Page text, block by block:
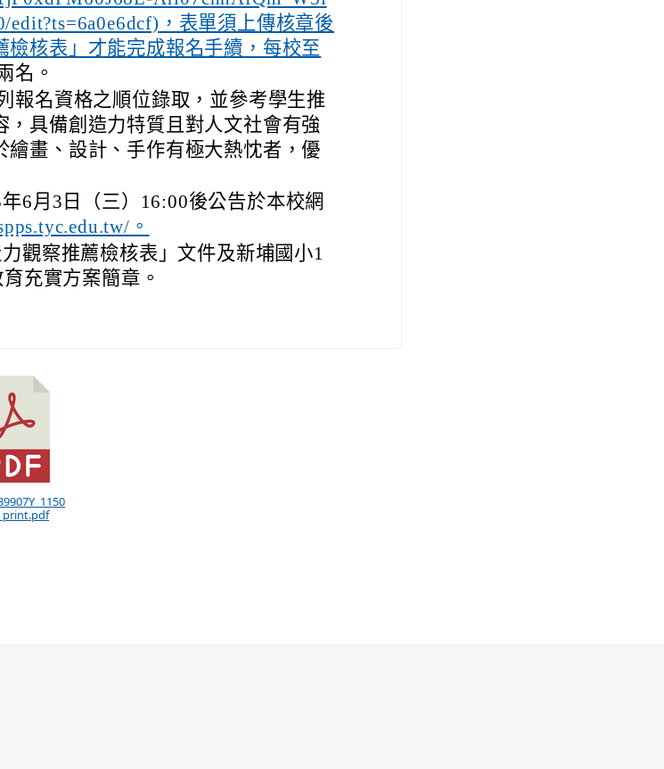
edit?ts=6a0e6dcf)，表單須上傳核章後
檢核表」才能完成報名手續，每校至
名。
報名資格之順位錄取，並參考學生推
，具備創造力特質且對人文社會有強
繪畫、設計、手作有極大熱忱者，優
6月3日（三）16:00後公告於本校網
。
觀察推薦檢核表」文件及新埔國小1
充實方案簡章。